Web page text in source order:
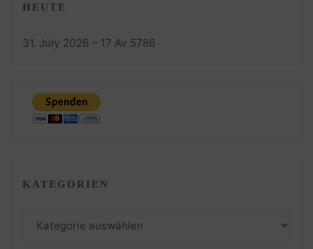
HEUTE
31. July 2026 – 17 Av 5786
KATEGORIEN